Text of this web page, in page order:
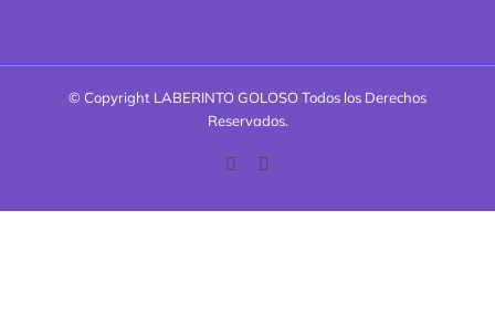
© Copyright LABERINTO GOLOSO Todos los Derechos
Reservados.
Facebook